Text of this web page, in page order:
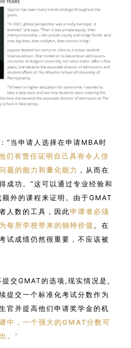
“当申请人选择在申请MBA时
们有责任证明自己具有令人信
题的能力和量化能力 ，从而在
成功。”这可以通过专业经验和
外的课程来证明。由于GMAT
人数的工具，因此申请者必须
每所学校带来的独特价值 。在
试成绩仍然很重要，不应该被
提交GMAT的选项,现实情况是,
提交一个标准化考试分数作为
官并提高他们申请奖学金的机
中，一个强大的GMAT分数可
。”